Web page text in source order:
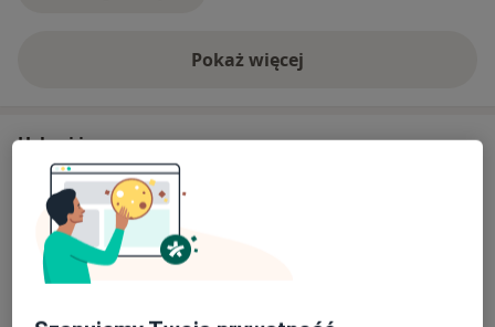
Pokaż więcejo doświadczeniu
Usługi i ceny
Konsultacja reumatologiczna
Od 260 zł Szczegóły
Konsultacja online